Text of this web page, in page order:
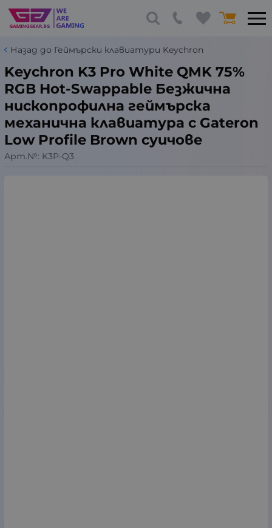
Назад до Геймърски клавиатури Keychron
Keychron K3 Pro White QMK 75%
RGB Hot-Swappable Безжична
нископрофилна геймърска
механична клавиатура с Gateron
Low Profile Brown суичове
Арт.№: K3P-Q3